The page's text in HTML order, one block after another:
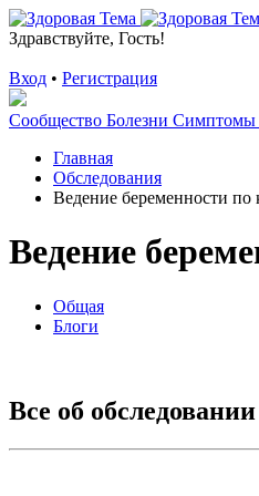
Здравствуйте, Гость!
Вход • Регистрация
Сообщество Болезни Симптомы
Главная
Обследования
Ведение беременности по
Ведение
Общая
Блоги
Все об обследовании